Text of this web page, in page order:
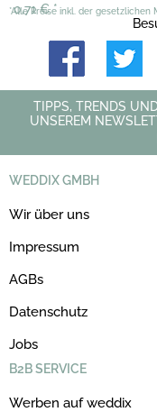
0,71 €*
*Alle Preise inkl. der gesetzlichen
TIPPS, TRENDS
UNSEREM
WEDDIX GMBH
Wir über uns
Impressum
AGBs
Datenschutz
Jobs
B2B SERVICE
Werben auf weddix